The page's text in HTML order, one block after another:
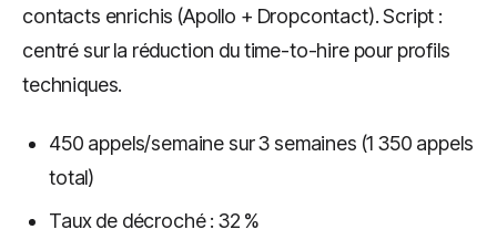
contacts enrichis (Apollo + Dropcontact). Script :
centré sur la réduction du time-to-hire pour profils
techniques.
450 appels/semaine sur 3 semaines (1 350 appels
total)
Taux de décroché : 32 %